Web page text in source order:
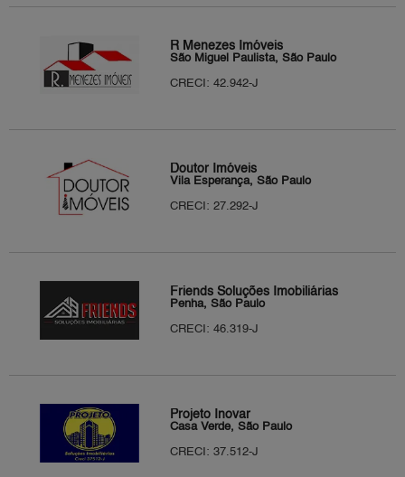
R Menezes Imóveis
São Miguel Paulista, São Paulo
CRECI: 42.942-J
Doutor Imóveis
Vila Esperança, São Paulo
CRECI: 27.292-J
Friends Soluções Imobiliárias
Penha, São Paulo
CRECI: 46.319-J
Projeto Inovar
Casa Verde, São Paulo
CRECI: 37.512-J